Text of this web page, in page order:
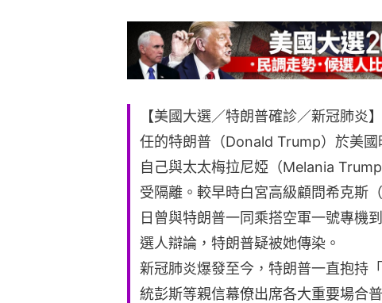
【美國大選／特朗普確診／新冠肺炎
任的特朗普（Donald Trump）於美
自己與太太梅拉尼婭（Melania
受隔離。較早時白宮高級顧問希克斯
日曾與特朗普一同乘搭空軍一號專機
選人辯論，特朗普疑被她傳染。
新冠肺炎爆發至今，特朗普一直抱持
統彭斯等親信幕僚出席各大重要場合